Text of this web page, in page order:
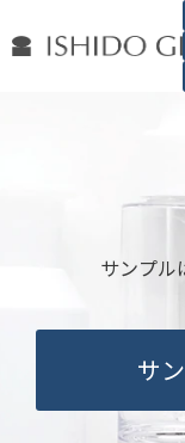
サンプル
サ